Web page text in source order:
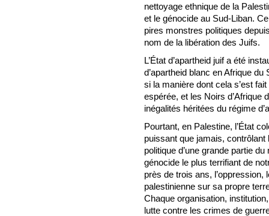
nettoyage ethnique de la
et le génocide au Sud-Liban.
pires monstres politiques
nom de la libération des Juifs.
L’État d’apartheid juif a été
d’apartheid blanc en Afrique
si la manière dont cela s’est
espérée, et les Noirs d’Afrique
inégalités héritées du régime
Pourtant, en Palestine, l’État
puissant que jamais, contrôlant
politique d’une grande partie
génocide le plus terrifiant de
près de trois ans,
palestinienne sur sa propre
Chaque organisation,
lutte contre les crimes de